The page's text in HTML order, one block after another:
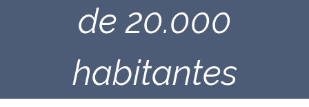
de 20.000
habitantes